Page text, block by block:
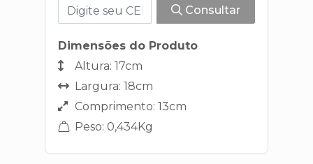
Consultar
Dimensões do Produto
Altura: 17cm
Largura: 18cm
Comprimento: 13cm
Peso: 0,434Kg